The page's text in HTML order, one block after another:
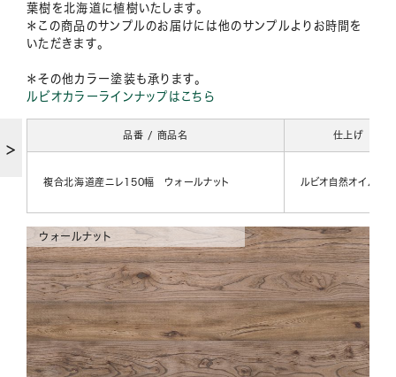
葉樹を北海道に植樹いたします。
＊この商品のサンプルのお届けには他のサンプルよりお時間を
いただきます。
＊その他カラー塗装も承ります。
ルビオカラーラインナップはこちら
品番 / 商品名 仕上げ
複合北海道産ニレ150幅 ウォールナット ルビオ自然オイル
ウォールナット